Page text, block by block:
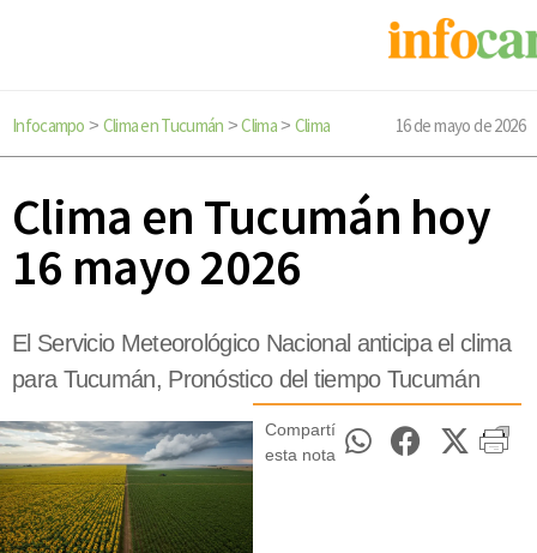
Infocampo > Clima en Tucumán >Clima> Clima 16 de mayo de 2026
Clima en Tucumán hoy
16 mayo 2026
El Servicio Meteorológico Nacional anticipa el clima
para Tucumán, Pronóstico del tiempo Tucumán
Compartí
esta nota